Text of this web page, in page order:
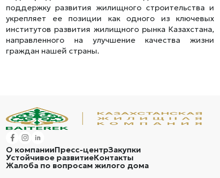
поддержку развития жилищного строительства и
укрепляет ее позиции как одного из ключевых
институтов развития жилищного рынка Казахстана,
направленного на улучшение качества жизни
граждан нашей страны.
О компанииПресс-центрЗакупки
Устойчивое развитиеКонтакты
Жалоба по вопросам жилого дома